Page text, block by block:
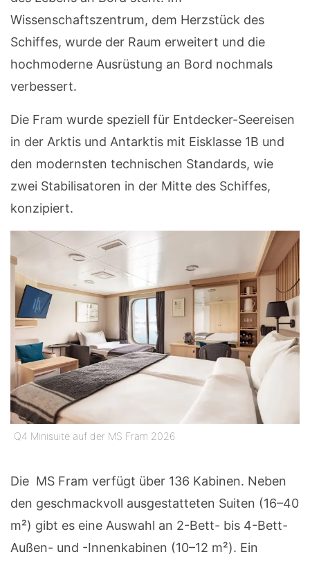
Wissenschaftszentrum, dem Herzstück des
Schiffes, wurde der Raum erweitert und die
hochmoderne Ausrüstung an Bord nochmals
verbessert.
Die Fram wurde speziell für Entdecker-Seereisen
in der Arktis und Antarktis mit Eisklasse 1B und
den modernsten technischen Standards, wie
zwei Stabilisatoren in der Mitte des Schiffes,
konzipiert.
Q4 Minisuite auf der MS Fram 2026
Die MS Fram verfügt über 136 Kabinen. Neben
den geschmackvoll ausgestatteten Suiten (16–40
m²) gibt es eine Auswahl an 2-Bett- bis 4-Bett-
Außen- und -Innenkabinen (10–12 m²). Ein